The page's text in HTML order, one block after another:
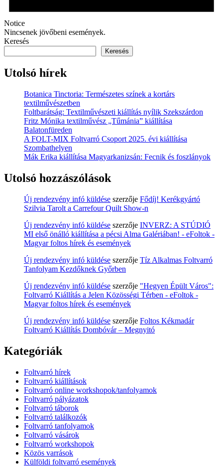
Notice
Nincsenek jövőbeni események.
Keresés
Keresés
Utolsó hírek
Botanica Tinctoria: Természetes színek a kortárs
textilművészetben
Foltbarátság: Textilművészeti kiállítás nyílik Szekszárdon
Fritz Mónika textilművész „Tűmánia” kiállítása
Balatonfüreden
A FOLT-MIX Foltvarró Csoport 2025. évi kiállítása
Szombathelyen
Mák Erika kiállítása Magyarkanizsán: Fecnik és foszlányok
Utolsó hozzászólások
Új rendezvény infó küldése szerzője Fődíj! Kerékgyártó
Szilvia Tarolt a Carrefour Quilt Show-n
Új rendezvény infó küldése szerzője INVERZ: A STÚDIÓ
MI első önálló kiállítása a pécsi Alma Galériában! - eFoltok -
Magyar foltos hírek és események
Új rendezvény infó küldése szerzője Tíz Alkalmas Foltvarró
Tanfolyam Kezdőknek Győrben
Új rendezvény infó küldése szerzője "Hegyen Épült Város":
Foltvarró Kiállítás a Jelen Közösségi Térben - eFoltok -
Magyar foltos hírek és események
Új rendezvény infó küldése szerzője Foltos Kékmadár
Foltvarró Kiállítás Dombóvár – Megnyitó
Kategóriák
Foltvarró hírek
Foltvarró kiállítások
Foltvarró online workshopok/tanfolyamok
Foltvarró pályázatok
Foltvarró táborok
Foltvarró találkozók
Foltvarró tanfolyamok
Foltvarró vásárok
Foltvarró workshopok
Közös varrások
Külföldi foltvarró események